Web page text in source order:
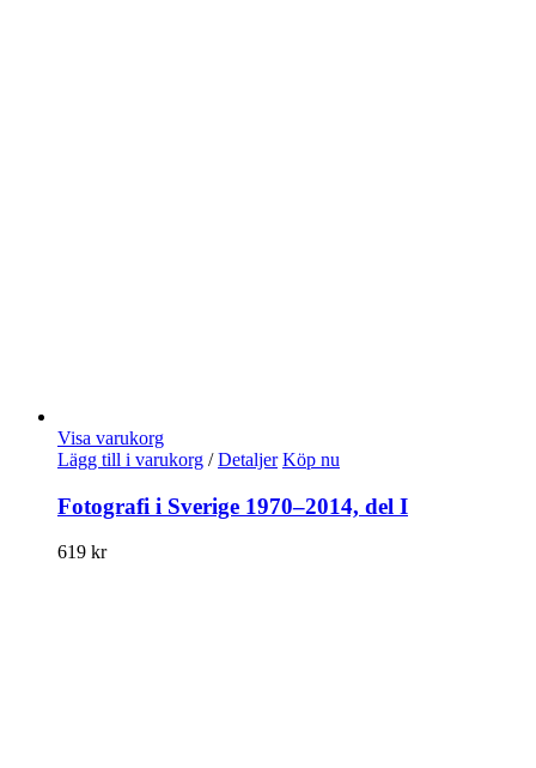
Visa varukorg
Lägg till i varukorg / Detaljer Köp nu
Fotografi i Sverige 1970–2014, del I
619 kr